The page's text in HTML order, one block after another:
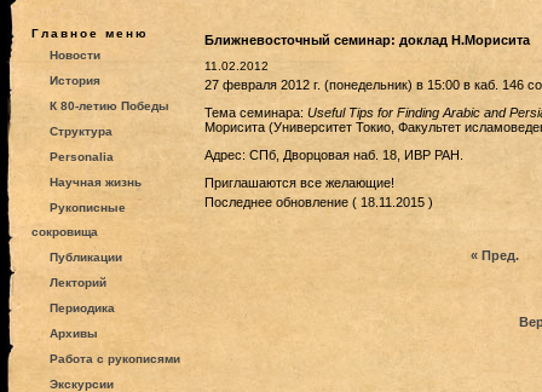
Главное меню
Новости
История
К 80-летию Победы
Структура
Personalia
Научная жизнь
Рукописные
сокровища
Публикации
Лекторий
Периодика
Архивы
Работа с рукописями
Экскурсии
Ближневосточный семинар: доклад Н.Морисита
11.02.2012
27 февраля 2012 г. (понедельник) в 15:00 в каб. 146
Тема семинара: Useful Tips for Finding Arabic and
Морисита (Университет Токио, Факультет
Адрес: СПб, Дворцовая наб. 18, ИВР РАН.
Приглашаются все желающие!
Последнее обновление ( 18.11.2015 )
« Пред.